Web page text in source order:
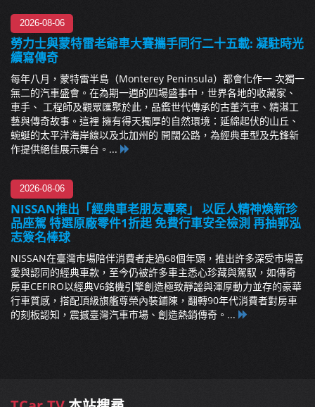
2026-08-06
勞力士與蒙特雷老爺車大賽攜手同行二十五載: 凝駐時光
續寫傳奇
每年八月，蒙特雷半島（Monterey Peninsula）都會化作一 次獨一
無二的汽車盛會。在為期一週的四場盛事中，世界各地的收藏家、
車手、 工程師及觀眾匯聚於此，品鑑世代傳承的古董汽車、精湛工
藝與傳奇故事。這裡 擁有得天獨厚的自然環境：延綿起伏的山丘、
蜿蜒的太平洋海岸線以及北加州的 開闊公路，為經典車型及先鋒新
作提供絕佳展示舞台。...
2026-08-06
NISSAN推出「經典車老朋友專案」 以匠人精神煥新珍
品座駕 特選原廠零件1折起 免費行車安全檢測 再抽郭泓
志簽名棒球
NISSAN在臺灣市場陪伴消費者走過68個年頭，推出許多深受市場喜
愛與認同的經典車款，至今仍被許多車主悉心珍藏與駕馭，如傳奇
房車CEFIRO以經典V6銘機引擎創造極致靜謐與渾厚動力並存的豪華
行車質感，搭配頂級旗艦尊榮內裝鋪陳，翻轉90年代消費者對房車
的刻板認知，震撼臺灣汽車市場、創造熱銷傳奇。...